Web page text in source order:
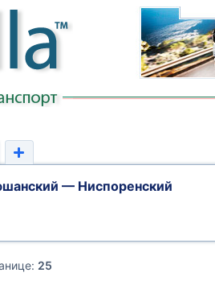
— Ниспоренский
25